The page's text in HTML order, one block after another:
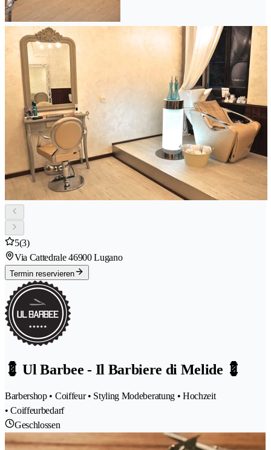
5(3)
Via Cattedrale 46900 Lugano
Termin reservieren
💈 Ul Barbee - Il Barbiere di Melide 💈
Barbershop • Coiffeur • Styling Modeberatung • Hochzeit
• Coiffeurbedarf
Geschlossen